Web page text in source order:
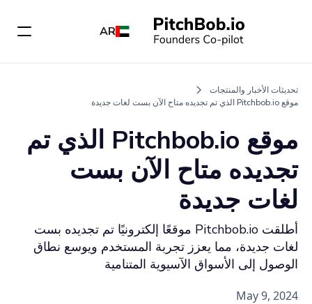
AR
تحديثات الأخبار والمنتجات
موقع Pitchbob.io الذي تم تجديده متاح الآن بست لغات جديدة
موقع Pitchbob.io الذي تم
تجديده متاح الآن بست
لغات جديدة
أطلقت Pitchbob.io موقعًا إلكترونيًا تم تجديده بست
لغات جديدة، مما يعزز تجربة المستخدم ويوسع نطاق
الوصول إلى الأسواق الآسيوية المتنامية
May 9, 2024